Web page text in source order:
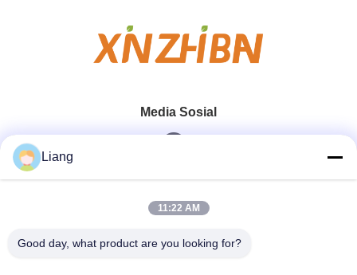
Media Sosial
Kontak Cepat
Liang
11:22 AM
Good day, what product are you looking for?